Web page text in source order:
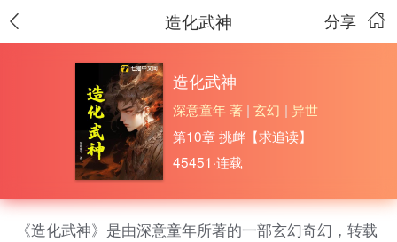
分享
造化武神
造化武神
深意童年 著 |玄幻 | 异世
第10章 挑衅【求追读】
45451·连载
《造化武神》是由深意童年所著的一部玄幻奇幻，转载